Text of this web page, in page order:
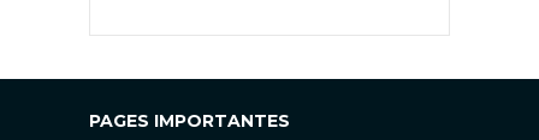
PAGES IMPORTANTES